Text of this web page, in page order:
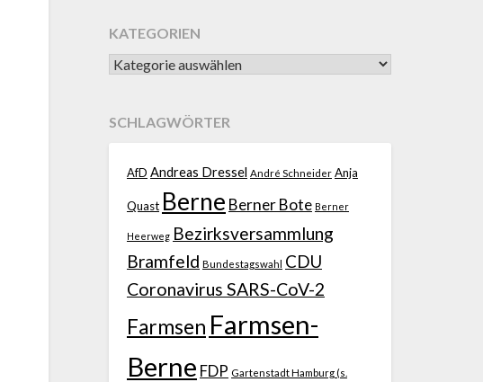
KATEGORIEN
SCHLAGWÖRTER
AfD Andreas Dressel André Schneider Anja
Quast Berne Berner Bote Berner
Heerweg Bezirksversammlung
Bramfeld Bundestagswahl CDU
Coronavirus SARS-CoV-2
Farmsen Farmsen-
Berne FDP Gartenstadt Hamburg (s.